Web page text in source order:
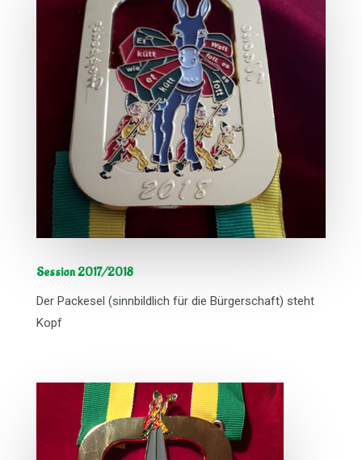
Session 2017/2018
Der Packesel (sinnbildlich für die Bürgerschaft) steht
Kopf